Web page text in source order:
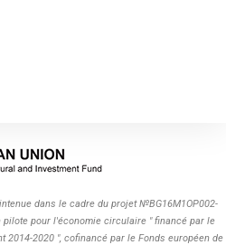
dans le cadre du projet №BG16M1OP002-
pilote pour l'économie circulaire " financé par le
2014-2020 ", cofinancé par le Fonds européen de